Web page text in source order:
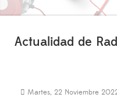
Actualidad de
Martes, 22 Noviembre